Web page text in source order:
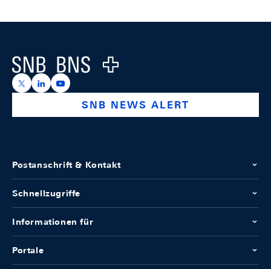
Logo
https://x.com/snb_bns
https://ch.linkedin.com/company/swiss-national-
https://www.youtube.com/@swissnationalbank
SNB NEWS ALERT
Postanschrift & Kontakt
Schnellzugriffe
Informationen für
Portale